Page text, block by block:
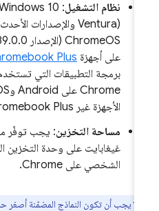
نظام التشغيل
على أجهزةChromebook Plus
برمجة التطبيقات التي تستخدم
الأجهزة غير Chromebook Plus.
مساحة التخزين
غيغابايت على وحدة التخزين
الشخصي على Chrome.
يجب أن تكون النماذج المضمّنة أصغر